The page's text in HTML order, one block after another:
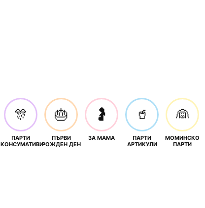
🎊
ПАРТИ
КОНСУМАТИВИ
🎂
ПЪРВИ
РОЖДЕН ДЕН
🤰
ЗА МАМА
🥤
ПАРТИ
АРТИКУЛИ
👰
МОМИНСКО
ПАРТИ